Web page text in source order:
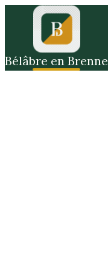
Bélâbre en Brenne